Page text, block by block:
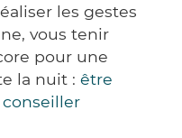
les gestes
vous tenir
pour une
la nuit : être